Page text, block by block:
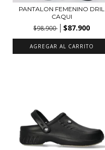
PANTALON FEMENINO DRIL
CAQUI
$98.900 $87.900
AGREGAR AL CARRITO